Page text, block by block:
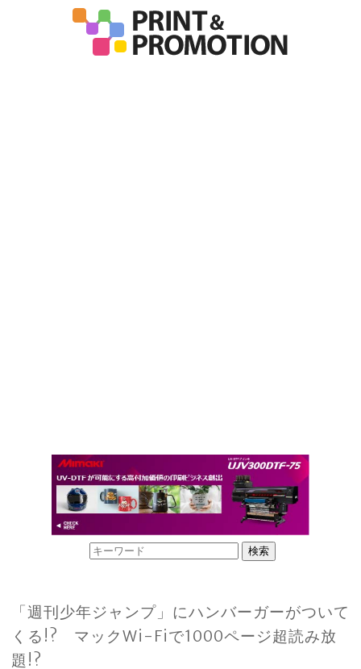
「週刊少年ジャンプ」にハンバーガーがついて
くる!? マックWi-Fiで1000ページ超読み放
題!?